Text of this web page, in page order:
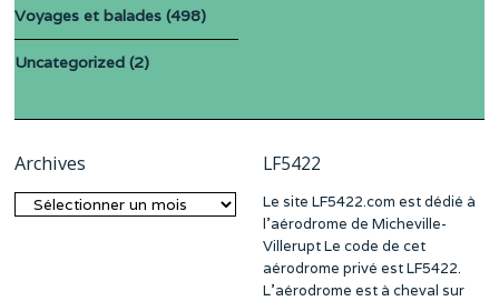
Voyages et balades (498)
Uncategorized (2)
Archives
Archives
LF5422
Le site LF5422.com est dédié à
l’aérodrome de Micheville-
Villerupt Le code de cet
aérodrome privé est LF5422.
L’aérodrome est à cheval sur